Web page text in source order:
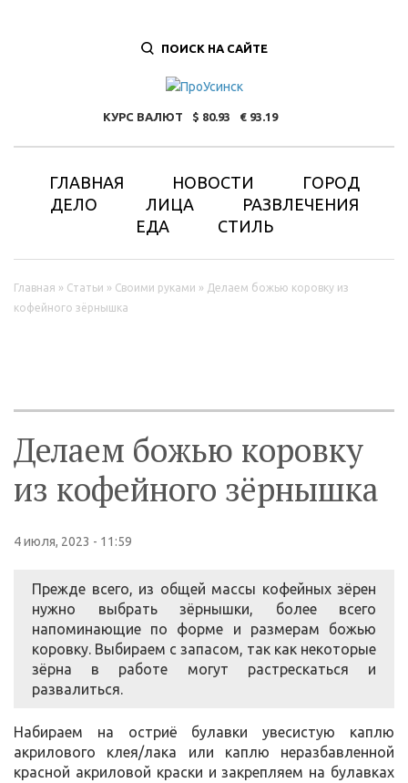
ПОИСК НА САЙТЕ
КУРС ВАЛЮТ 80.93 93.19
ГЛАВНАЯ НОВОСТИ
ГОРОД
ДЕЛО
ЛИЦА
РАЗВЛЕЧЕНИЯ
ЕДА
СТИЛЬ
Вы здесь
Главная » Статьи » Своими руками » Делаем божью коровку из
кофейного зёрнышка
Делаем божью коровку
из кофейного зёрнышка
4 июля, 2023 - 11:59
Прежде всего, из общей массы кофейных зёрен
нужно выбрать зёрнышки, более всего
напоминающие по форме и размерам божью
коровку. Выбираем с запасом, так как некоторые
зёрна в работе могут растрескаться и
развалиться.
Набираем на остриё булавки увесистую каплю
акрилового клея/лака или каплю неразбавленной
красной акриловой краски и закрепляем на булавках